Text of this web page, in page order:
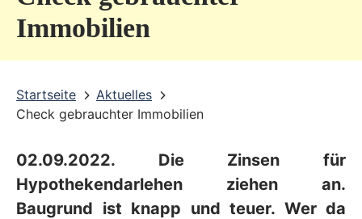
Immobilien
Startseite
Aktuelles
Check gebrauchter Immobilien
02.09.2022. Die Zinsen für
Hypothekendarlehen ziehen an.
Baugrund ist knapp und teuer. Wer da